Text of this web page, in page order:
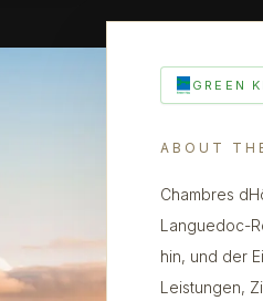
GREEN
ABOUT
Chambres
Languedoc-
hin, und der
Leistungen,